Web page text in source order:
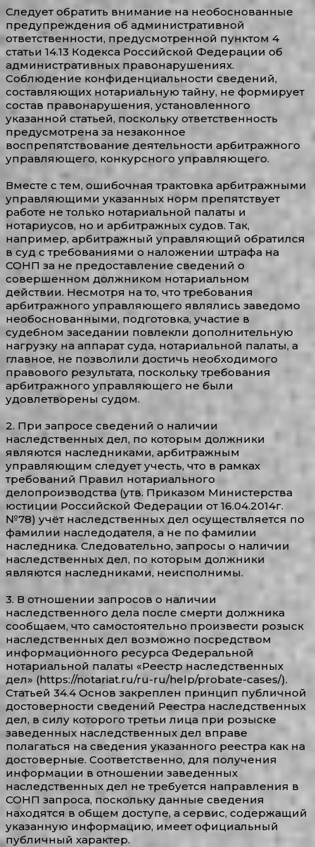
Следует обратить внимание на необоснованные
предупреждения об административной
ответственности, предусмотренной пунктом 4
статьи 14.13 Кодекса Российской Федерации об
административных правонарушениях.
Соблюдение конфиденциальности сведений,
составляющих нотариальную тайну, не формирует
состав правонарушения, установленного
указанной статьей, поскольку ответственность
предусмотрена за незаконное
воспрепятствование деятельности арбитражного
управляющего, конкурсного управляющего.
Вместе с тем, ошибочная трактовка арбитражными
управляющими указанных норм препятствует
работе не только нотариальной палаты и
нотариусов, но и арбитражных судов. Так,
например, арбитражный управляющий обратился
в суд с требованиями о наложении штрафа на
СОНП за не предоставление сведений о
совершенном должником нотариальном
действии. Несмотря на то, что требования
арбитражного управляющего являлись заведомо
необоснованными, подготовка, участие в
судебном заседании повлекли дополнительную
нагрузку на аппарат суда, нотариальной палаты, а
главное, не позволили достичь необходимого
правового результата, поскольку требования
арбитражного управляющего не были
удовлетворены судом.
2. При запросе сведений о наличии
наследственных дел, по которым должники
являются наследниками, арбитражным
управляющим следует учесть, что в рамках
требований Правил нотариального
делопроизводства (утв. Приказом Министерства
юстиции Российской Федерации от 16.04.2014г.
№78) учёт наследственных дел осуществляется по
фамилии наследодателя, а не по фамилии
наследника. Следовательно, запросы о наличии
наследственных дел, по которым должники
являются наследниками, неисполнимы.
3. В отношении запросов о наличии
наследственного дела после смерти должника
сообщаем, что самостоятельно произвести розыск
наследственных дел возможно посредством
информационного ресурса Федеральной
нотариальной палаты «Реестр наследственных
дел» (https://notariat.ru/ru-ru/help/probate-cases/).
Статьей 34.4 Основ закреплен принцип публичной
достоверности сведений Реестра наследственных
дел, в силу которого третьи лица при розыске
заведенных наследственных дел вправе
полагаться на сведения указанного реестра как на
достоверные. Соответственно, для получения
информации в отношении заведенных
наследственных дел не требуется направления в
СОНП запроса, поскольку данные сведения
находятся в общем доступе, а сервис, содержащий
указанную информацию, имеет официальный
публичный характер.